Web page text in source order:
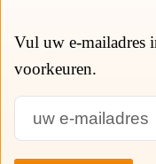
Vul uw e-mailadres
voorkeuren.